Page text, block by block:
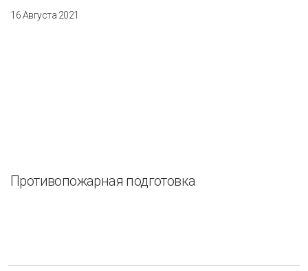
16 Августа 2021
Противопожарная подготовка